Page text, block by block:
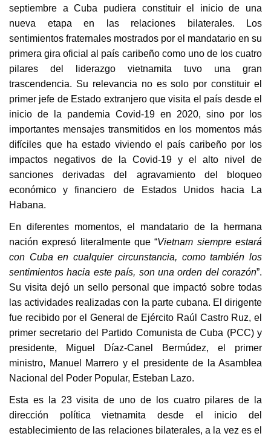
septiembre a Cuba pudiera constituir el inicio de una
nueva etapa en las relaciones bilaterales. Los
sentimientos fraternales mostrados por el mandatario en su
primera gira oficial al país caribeño como uno de los cuatro
pilares del liderazgo vietnamita tuvo una gran
trascendencia. Su relevancia no es solo por constituir el
primer jefe de Estado extranjero que visita el país desde el
inicio de la pandemia Covid-19 en 2020, sino por los
importantes mensajes transmitidos en los momentos más
difíciles que ha estado viviendo el país caribeño por los
impactos negativos de la Covid-19 y el alto nivel de
sanciones derivadas del agravamiento del bloqueo
económico y financiero de Estados Unidos hacia La
Habana.
En diferentes momentos, el mandatario de la hermana
nación expresó literalmente que “Vietnam siempre estará
con Cuba en cualquier circunstancia, como también los
sentimientos hacia este país, son una orden del corazón”.
Su visita dejó un sello personal que impactó sobre todas
las actividades realizadas con la parte cubana. El dirigente
fue recibido por el General de Ejército Raúl Castro Ruz, el
primer secretario del Partido Comunista de Cuba (PCC) y
presidente, Miguel Díaz-Canel Bermúdez, el primer
ministro, Manuel Marrero y el presidente de la Asamblea
Nacional del Poder Popular, Esteban Lazo.
Esta es la 23 visita de uno de los cuatro pilares de la
dirección política vietnamita desde el inicio del
establecimiento de las relaciones bilaterales, a la vez es el